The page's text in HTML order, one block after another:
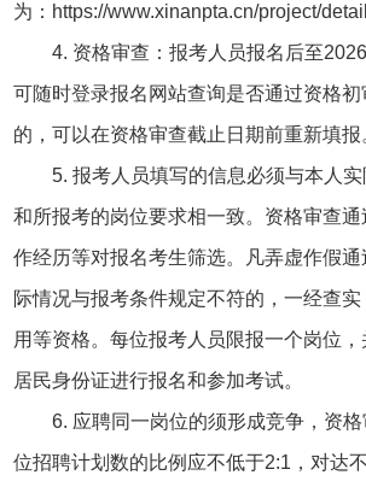
为：https://www.xinanpta.cn/project/
4. 资格审查：报考人员报名后至
可随时登录报名网站查询是否通过资格
的，可以在资格审查截止日期前重新填报
5. 报考人员填写的信息必须与本人
和所报考的岗位要求相一致。资格审查
作经历等对报名考生筛选。凡弄虚作假
际情况与报考条件规定不符的，一经查
用等资格。每位报考人员限报一个岗位
居民身份证进行报名和参加考试。
6. 应聘同一岗位的须形成竞争，资
位招聘计划数的比例应不低于2:1，对达